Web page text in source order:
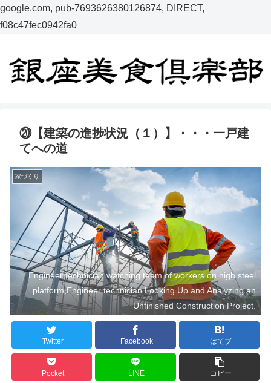
google.com, pub-7693626380126874, DIRECT,
f08c47fec0942fa0
⑳【建築の進捗状況（１）】・・・一戸建
てへの道
家づくり
Engineer technician watching team of workers on high steel
platform,Engineer technician Looking Up and Analyzing an
Unfinished Construction Project.
Twitter Facebook はてブ
Pocket LINE コピー